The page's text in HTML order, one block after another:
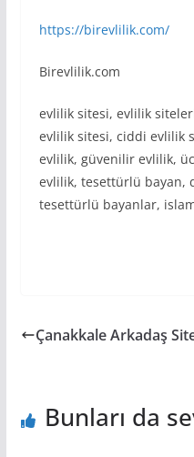
https://birevlilik.com/
Birevlilik.com
evlilik sitesi, evlilik
evlilik sitesi, ciddi evlilik
evlilik, güvenilir evlilik,
evlilik, tesettürlü bayan,
tesettürlü bayanlar,
Çanakkale Arkadaş
Bunları da